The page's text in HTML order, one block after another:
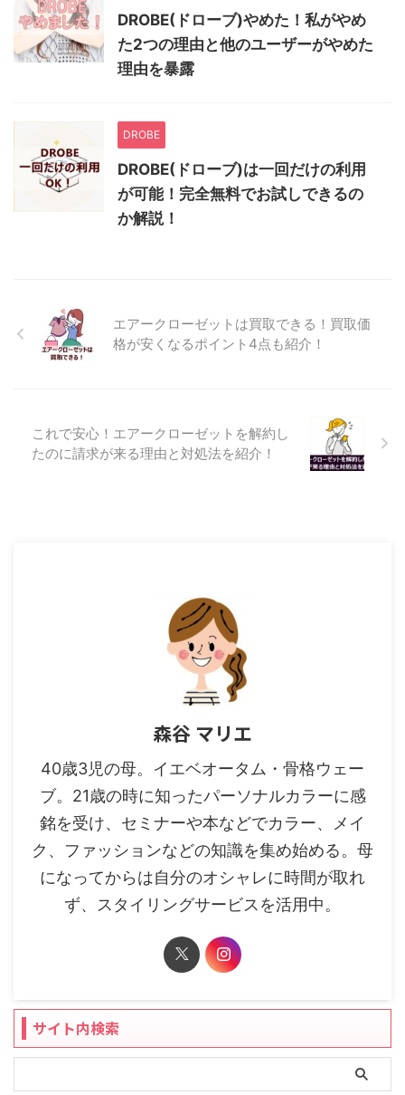
DROBE(ドローブ)やめた！私がやめ
た2つの理由と他のユーザーがやめた
理由を暴露
DROBE
DROBE(ドローブ)は一回だけの利用
が可能！完全無料でお試しできるの
か解説！
エアークローゼットは買取できる！買取価
格が安くなるポイント4点も紹介！
これで安心！エアークローゼットを解約し
たのに請求が来る理由と対処法を紹介！
森谷 マリエ
40歳3児の母。イエベオータム・骨格ウェー
ブ。21歳の時に知ったパーソナルカラーに感
銘を受け、セミナーや本などでカラー、メイ
ク、ファッションなどの知識を集め始める。母
になってからは自分のオシャレに時間が取れ
ず、スタイリングサービスを活用中。
サイト内検索